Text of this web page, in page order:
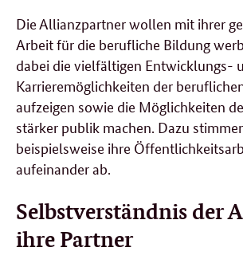
Die Allianzpartner wollen mit ihrer
Arbeit für die berufliche Bildung
dabei die vielfältigen Entwicklungs-
Karrieremöglichkeiten der
aufzeigen sowie die Möglichkeiten
stärker publik machen. Dazu
beispielsweise ihre
aufeinander ab.
Selbstverständnisder
ihre Partner